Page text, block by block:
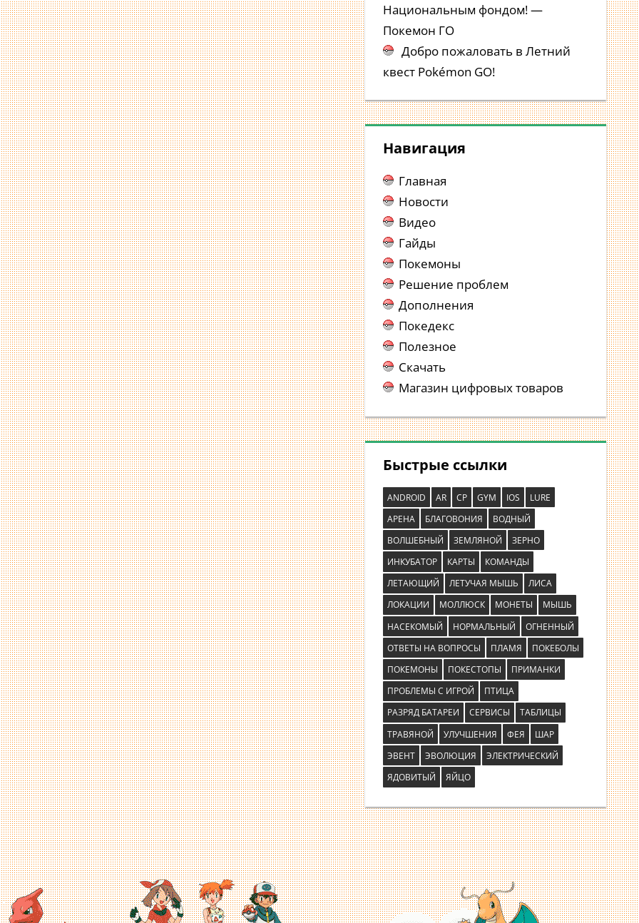
Национальным фондом! —
Покемон ГО
Добро пожаловать в Летний
квест Pokémon GO!
Навигация
Главная
Новости
Видео
Гайды
Покемоны
Решение проблем
Дополнения
Покедекс
Полезное
Скачать
Магазин цифровых товаров
Быстрые ссылки
ANDROID AR CP GYM IOS
LURE
АРЕНА
БЛАГОВОНИЯ
ВОДНЫЙ
ВОЛШЕБНЫЙ
ЗЕМЛЯНОЙ
ЗЕРНО
ИНКУБАТОР
КАРТЫ
КОМАНДЫ
ЛЕТАЮЩИЙ
ЛЕТУЧАЯ МЫШЬ
ЛИСА
ЛОКАЦИИ
МОЛЛЮСК МОНЕТЫ
МЫШЬ
НАСЕКОМЫЙ
НОРМАЛЬНЫЙ
ОГНЕННЫЙ
ОТВЕТЫ НА ВОПРОСЫ
ПЛАМЯ
ПОКЕБОЛЫ
ПОКЕМОНЫ
ПОКЕСТОПЫ
ПРИМАНКИ
ПРОБЛЕМЫ С ИГРОЙ
ПТИЦА
РАЗРЯД БАТАРЕИ
СЕРВИСЫ
ТАБЛИЦЫ
ТРАВЯНОЙ
УЛУЧШЕНИЯ ФЕЯ
ШАР
ЭВЕНТ
ЭВОЛЮЦИЯ
ЭЛЕКТРИЧЕСКИЙ
ЯДОВИТЫЙ
ЯЙЦО